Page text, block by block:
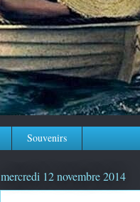
Souvenirs
mercredi 12 novembre 2014